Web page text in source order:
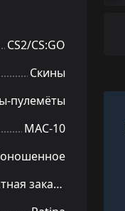
CS2/CS:GO
Скины
пулемёты
MAC-10
Поверхностная закалка